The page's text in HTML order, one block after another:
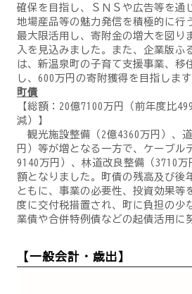
確保を目指し、ＳＮＳや広告等を通
地場産品等の魅力発信を積極的に行
最大限活用し、寄附金の増大を図り
入を見込みました。また、企業版ふ
は、新温泉町の子育て支援事業、移
し、600万円の寄附獲得を目指します
町債
【総額：20億7100万円（前年度比
減）】
観光施設整備（2億4360万円）、
円）等が増となる一方で、ケーブル
9140万円）、林道改良整備（3710
額となりました。町債の残高及び後
ともに、事業の必要性、投資効果等
度に交付税措置され、町に負担の少
業債や合併特例債などの起債活用に
【一般会計・歳出】